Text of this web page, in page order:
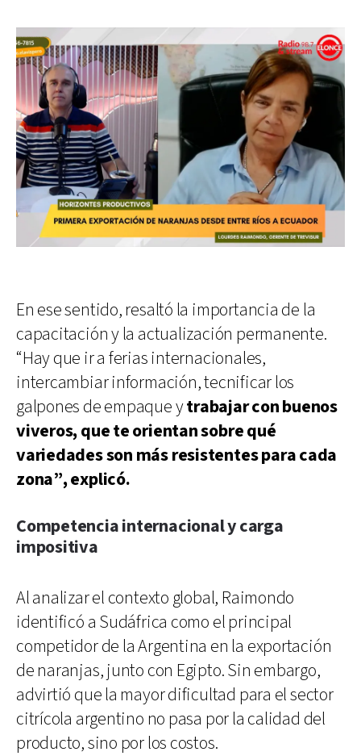
En ese sentido, resaltó la importancia de la
capacitación y la actualización permanente.
“Hay que ir a ferias internacionales,
intercambiar información, tecnificar los
galpones de empaque ytrabajar con buenos
viveros, que te orientan sobre qué
variedades son más resistentes para cada
zona”, explicó.
Competencia internacional y carga
impositiva
Al analizar el contexto global, Raimondo
identificó a Sudáfrica como el principal
competidor de la Argentina en la exportación
de naranjas, junto con Egipto. Sin embargo,
advirtió que la mayor dificultad para el sector
citrícola argentino no pasa por la calidad del
producto, sino por los costos.